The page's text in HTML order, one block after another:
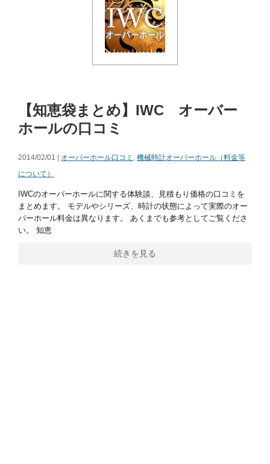
【知恵袋まとめ】IWC オーバー
ホールの口コミ
2014/02/01 | オーバーホール口コミ , 機械時計オーバーホール（料金等
について）
IWCのオーバーホールに関する体験談、見積もり価格の口コミを
まとめます。 モデルやシリーズ、時計の状態によって実際のオー
バーホール料金は異なります。 あくまでも参考としてご覧くださ
い。 知恵
続きを見る